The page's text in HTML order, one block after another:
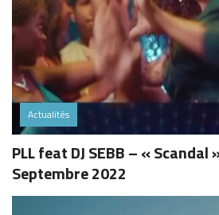
Actualités
PLL feat DJ SEBB – «
Septembre 2022